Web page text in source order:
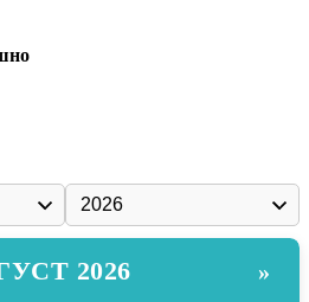
2026 »